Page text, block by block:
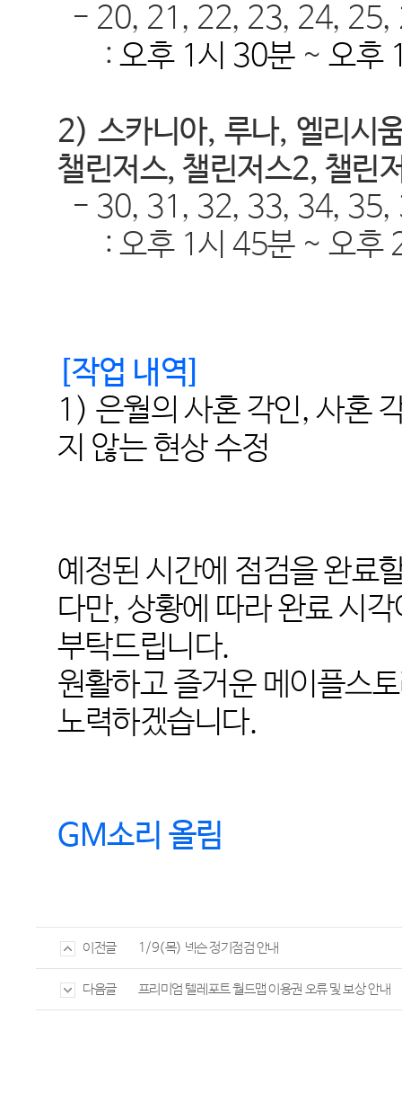
- 20, 21, 22, 23, 24, 25,
:오후1시 30분~오후
2) 스카니아, 루나, 엘리시
챌린저스, 챌린저스2, 챌린
- 30, 31, 32, 33, 34, 35,
:오후1시 45분~오후
작업 내역
1) 은월의 사혼 각인, 사혼
지 않는 현상 수정
예정된 시간에 점검을 완료
다만,상황에 따라 완료 시
부탁드립니다.
원활하고 즐거운 메이플스
노력하겠습니다.
GM소리 올림
이전글 1/9(목) 넥슨 정기점검 안내
다음글 프리미엄 텔레포트 월드맵 이용권 오류 및 보상 안내